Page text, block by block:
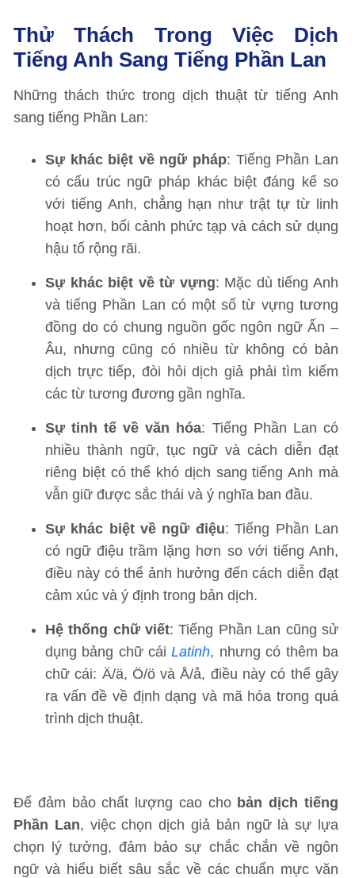
Thử Thách Trong Việc Dịch
Tiếng Anh Sang Tiếng Phần Lan
Những thách thức trong dịch thuật từ tiếng Anh
sang tiếng Phần Lan:
Sự khác biệt về ngữ pháp: Tiếng Phần Lan
có cấu trúc ngữ pháp khác biệt đáng kể so
với tiếng Anh, chẳng hạn như trật tự từ linh
hoạt hơn, bối cảnh phức tạp và cách sử dụng
hậu tố rộng rãi.
Sự khác biệt về từ vựng: Mặc dù tiếng Anh
và tiếng Phần Lan có một số từ vựng tương
đồng do có chung nguồn gốc ngôn ngữ Ấn –
Âu, nhưng cũng có nhiều từ không có bản
dịch trực tiếp, đòi hỏi dịch giả phải tìm kiếm
các từ tương đương gần nghĩa.
Sự tinh tế về văn hóa: Tiếng Phần Lan có
nhiều thành ngữ, tục ngữ và cách diễn đạt
riêng biệt có thể khó dịch sang tiếng Anh mà
vẫn giữ được sắc thái và ý nghĩa ban đầu.
Sự khác biệt về ngữ điệu: Tiếng Phần Lan
có ngữ điệu trầm lặng hơn so với tiếng Anh,
điều này có thể ảnh hưởng đến cách diễn đạt
cảm xúc và ý định trong bản dịch.
Hệ thống chữ viết: Tiếng Phần Lan cũng sử
dụng bảng chữ cáiLatinh, nhưng có thêm ba
chữ cái: Ä/ä, Ö/ö và Å/å, điều này có thể gây
ra vấn đề về định dạng và mã hóa trong quá
trình dịch thuật.
Để đảm bảo chất lượng cao cho bản dịch tiếng
Phần Lan, việc chọn dịch giả bản ngữ là sự lựa
chọn lý tưởng, đảm bảo sự chắc chắn về ngôn
ngữ và hiểu biết sâu sắc về các chuẩn mực văn